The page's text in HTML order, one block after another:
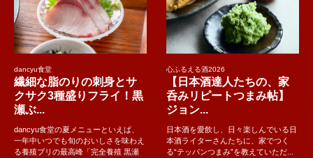
dancyu食堂
繊細な脂のりの刺身とサ
クサク3種盛りフライ！黒
瀬ぶ...
dancyu食堂の夏メニューといえば、
一年中いつでも旬のおいしさを味わえ
る養殖ブリの最高峰「完全養殖 黒瀬
心ふるえる酒2026
【日本酒達人たちの、家
呑みリピートつまみ帖】
ジョン...
日本酒を愛飲し、日々楽しんでいる日
本酒ライターさんたちに、家でつく
る“テッパンつまみ”を教えていただ...